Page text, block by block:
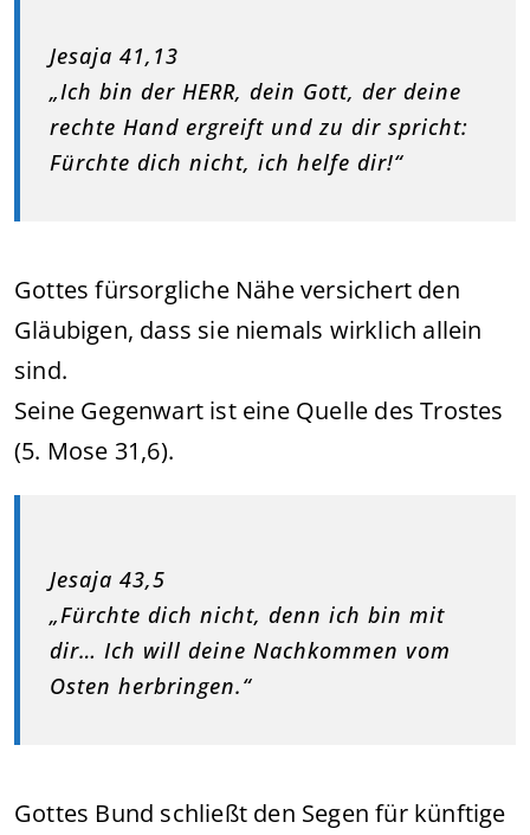
Jesaja 41,13
„Ich bin der HERR, dein Gott, der deine
rechte Hand ergreift und zu dir spricht:
Fürchte dich nicht, ich helfe dir!“
Gottes fürsorgliche Nähe versichert den
Gläubigen, dass sie niemals wirklich allein
sind.
Seine Gegenwart ist eine Quelle des Trostes
(5. Mose 31,6).
Jesaja 43,5
„Fürchte dich nicht, denn ich bin mit
dir… Ich will deine Nachkommen vom
Osten herbringen.“
Gottes Bund schließt den Segen für künftige